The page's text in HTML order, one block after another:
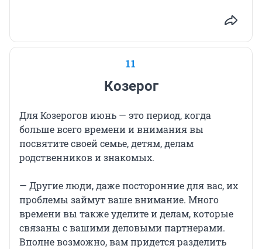
11
Козерог
Для Козерогов июнь — это период, когда
больше всего времени и внимания вы
посвятите своей семье, детям, делам
родственников и знакомых.
— Другие люди, даже посторонние для вас, их
проблемы займут ваше внимание. Много
времени вы также уделите и делам, которые
связаны с вашими деловыми партнерами.
Вполне возможно, вам придется разделить